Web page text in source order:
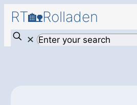
RT🏡Rolladen
✕